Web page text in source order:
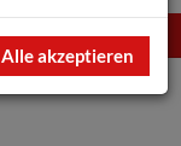
Alle akzeptieren